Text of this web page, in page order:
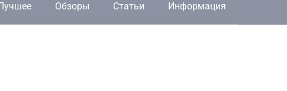
Обзоры Статьи Информация